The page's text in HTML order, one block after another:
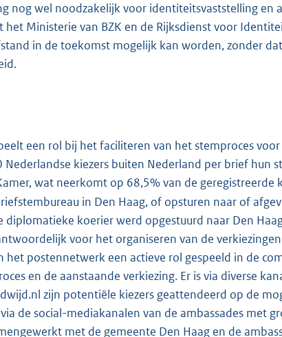
nog wel noodzakelijk voor identiteitsvaststelling en
Ministerie van BZK en de Rijksdienst voor
in de toekomst mogelijk kan worden, zonder
een rol bij het faciliteren van het stemproces
kiezers buiten Nederland per brief hun
wat neerkomt op 68,5% van de geregistreerde
in Den Haag, of opsturen naar of
koerier werd opgestuurd naar Den
voor het organiseren van de
postennetwerk een actieve rol gespeeld in de
en de aanstaande verkiezing. Er is via diverse
zijn potentiële kiezers geattendeerd op de
de social-mediakanalen van de ambassades met
met de gemeente Den Haag en de